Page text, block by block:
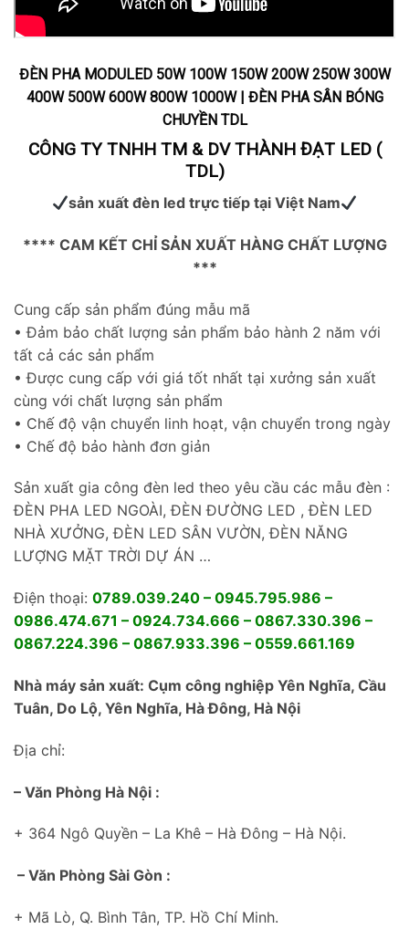
ĐÈN PHA MODULED 50W 100W 150W 200W 250W 300W
400W 500W 600W 800W 1000W | ĐÈN PHA SÂN BÓNG
CHUYỀN TDL
CÔNG TY TNHH TM & DV THÀNH ĐẠT LED (
TDL)
sản xuất đèn led trực tiếp tại Việt Nam
**** CAM KẾT CHỈ SẢN XUẤT HÀNG CHẤT LƯỢNG
***
Cung cấp sản phẩm đúng mẫu mã
• Đảm bảo chất lượng sản phẩm bảo hành 2 năm với
tất cả các sản phẩm
• Được cung cấp với giá tốt nhất tại xưởng sản xuất
cùng với chất lượng sản phẩm
• Chế độ vận chuyển linh hoạt, vận chuyển trong ngày
• Chế độ bảo hành đơn giản
Sản xuất gia công đèn led theo yêu cầu các mẫu đèn :
ĐÈN PHA LED NGOÀI, ĐÈN ĐƯỜNG LED , ĐÈN LED
NHÀ XƯỞNG, ĐÈN LED SÂN VƯỜN, ĐÈN NĂNG
LƯỢNG MẶT TRỜI DỰ ÁN …
Điện thoại: 0789.039.240 – 0945.795.986 –
0986.474.671 – 0924.734.666 – 0867.330.396 –
0867.224.396 – 0867.933.396 – 0559.661.169
Nhà máy sản xuất: Cụm công nghiệp Yên Nghĩa, Cầu
Tuân, Do Lộ, Yên Nghĩa, Hà Đông, Hà Nội
Địa chỉ:
– Văn Phòng Hà Nội :
+ 364 Ngô Quyền – La Khê – Hà Đông – Hà Nội.
– Văn Phòng Sài Gòn :
+ Mã Lò, Q. Bình Tân, TP. Hồ Chí Minh.